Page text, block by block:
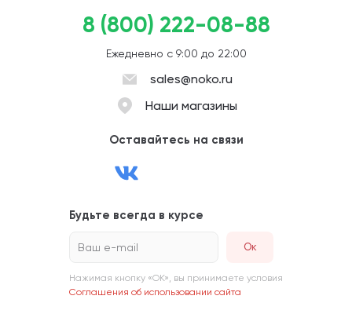
8 (800) 222-08-88
Ежедневно с 9:00 до 22:00
sales@noko.ru
Наши магазины
Оставайтесь на связи
Будьте всегда в курсе
Ваш e-mail
Нажимая кнопку «ОК», вы принимаете условия
Соглашения об использовании сайта